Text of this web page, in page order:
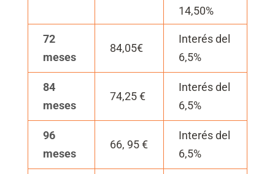
14,50%
72
meses
84,05€
Interés del
6,5%
84
meses
74,25 €
Interés del
6,5%
96
meses
66, 95 €
Interés del
6,5%